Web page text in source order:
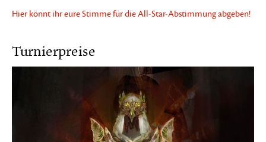
Hier könnt ihr eure Stimme für die All-Star-Abstimmung abgeben!
Turnierpreise